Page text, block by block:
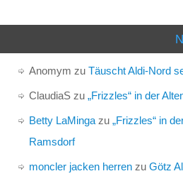
Anomym zu Täuscht Aldi-Nord
ClaudiaSzu „Frizzles“ in der
Betty LaMingazu „Frizzles“ in
Ramsdorf
moncler jacken herrenzu Götz